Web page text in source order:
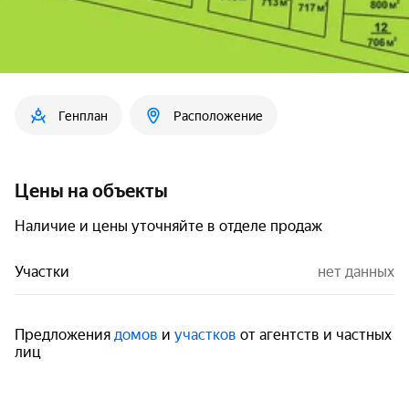
Генплан Расположение
Цены на объекты
Наличие и цены уточняйте в отделе продаж
Участки нет данных
Предложения домов и участков от агентств и частных
лиц